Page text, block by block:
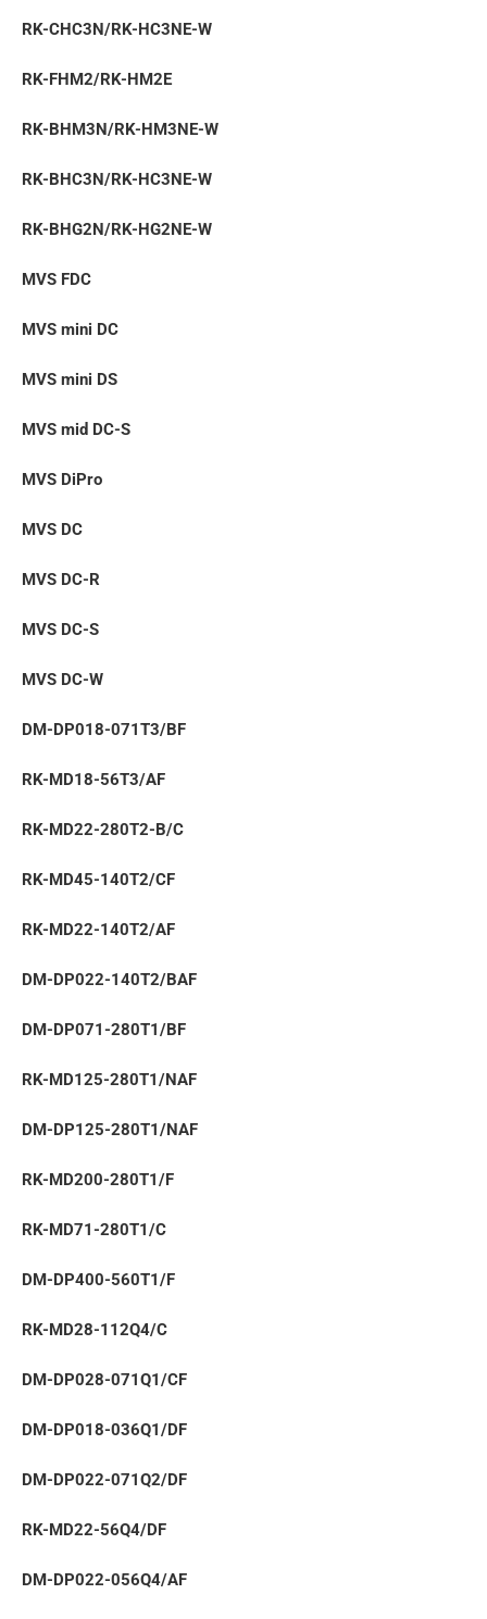
RK-CHC3N/RK-HC3NE-W
RK-FHM2/RK-HM2E
RK-BHM3N/RK-HM3NE-W
RK-BHC3N/RK-HC3NE-W
RK-BHG2N/RK-HG2NE-W
MVS FDC
MVS mini DC
MVS mini DS
MVS mid DC-S
MVS DiPro
MVS DC
MVS DC-R
MVS DC-S
MVS DC-W
DM-DP018-071T3/BF
RK-MD18-56T3/AF
RK-MD22-280T2-B/C
RK-MD45-140T2/CF
RK-MD22-140T2/AF
DM-DP022-140T2/BAF
DM-DP071-280T1/BF
RK-MD125-280T1/NAF
DM-DP125-280T1/NAF
RK-MD200-280T1/F
RK-MD71-280T1/С
DM-DP400-560T1/F
RK-MD28-112Q4/C
DM-DP028-071Q1/CF
DM-DP018-036Q1/DF
DM-DP022-071Q2/DF
RK-MD22-56Q4/DF
DM-DP022-056Q4/AF